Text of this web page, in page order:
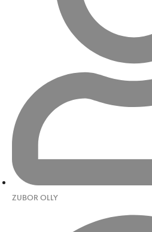
ZUBOR OLLY